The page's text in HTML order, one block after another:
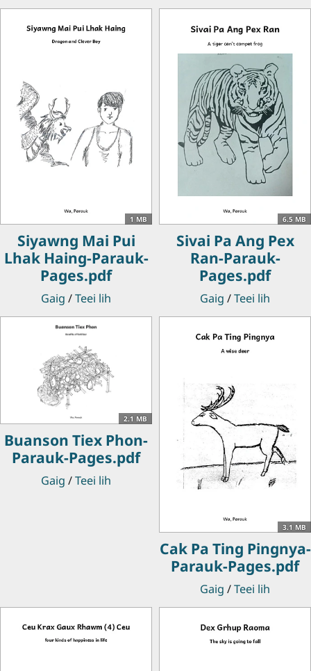
1 MB
Siyawng Mai Pui
Lhak Haing-Parauk-
Pages.pdf
Gaig /Teei lih
6.5 MB
Sivai Pa Ang Pex
Ran-Parauk-
Pages.pdf
Gaig /Teei lih
2.1 MB
Buanson Tiex Phon-
Parauk-Pages.pdf
Gaig /Teei lih
3.1 MB
Cak Pa Ting Pingnya-
Parauk-Pages.pdf
Gaig /Teei lih